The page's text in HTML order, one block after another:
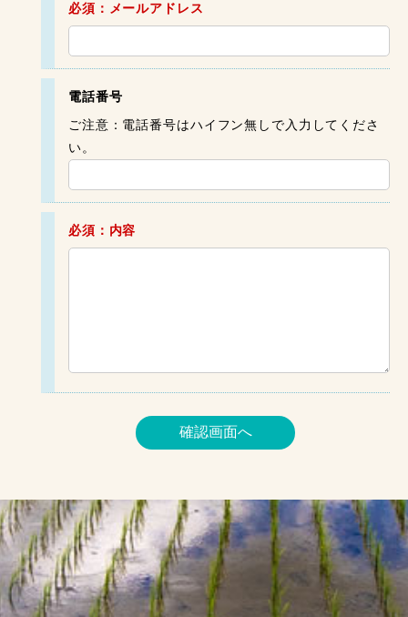
必須：メールアドレス
電話番号
ご注意：電話番号はハイフン無しで入力してくださ
い。
必須：内容